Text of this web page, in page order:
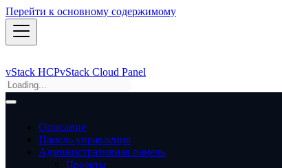
Перейти к основному содержимому
vStack HCPvStack Cloud Panel
Описание
Панель управления
Административная панель
Проекты